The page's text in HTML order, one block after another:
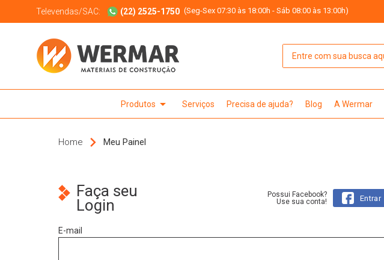
Televendas/SAC: (22) 2525-1750 (Seg-Sex 07:30 às 18:00h - Sáb 08:00 às 13:00h)
Produtos arrow_drop_down Serviços Precisa de ajuda? Blog A Wermar
Home Meu Painel
Faça seu
Login
Possui Facebook?
Use sua conta!
Entrar
E-mail